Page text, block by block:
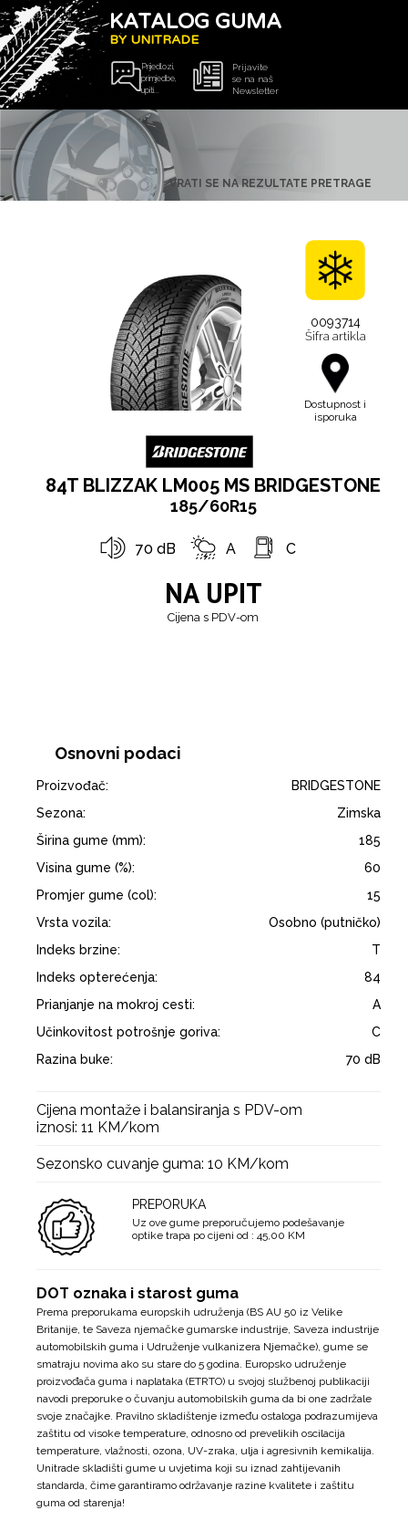
KATALOG GUMA
BY UNITRADE
Prijavite
se na naš
Newsletter
Prijedlozi,
primjedbe,
upiti...
VRATI SE NA REZULTATE PRETRAGE
84T BLIZZAK LM005 MS BRIDGESTONE
185/60R15
70 dB A C
NA UPIT
Cijena s PDV-om
0093714
Šifra artikla
Dostupnost i
isporuka
Osnovni podaci
Proizvođač:
BRIDGESTONE
Sezona:
Zimska
Širina gume (mm):
185
Visina gume (%):
60
Promjer gume (col):
15
Vrsta vozila:
Osobno (putničko)
Indeks brzine:
T
Indeks opterećenja:
84
Prianjanje na mokroj cesti:
A
Učinkovitost potrošnje goriva:
C
Razina buke:
70 dB
Cijena montaže i balansiranja s PDV-om
iznosi: 11 KM/kom
Sezonsko cuvanje guma: 10 KM/kom
PREPORUKA
Uz ove gume preporučujemo podešavanje
optike trapa po cijeni od : 45,00 KM
DOT oznaka i starost guma
Prema preporukama europskih udruženja (BS AU 50 iz Velike
Britanije, te Saveza njemačke gumarske industrije, Saveza industrije
automobilskih guma i Udruženje vulkanizera Njemačke), gume se
smatraju novima ako su stare do 5 godina. Europsko udruženje
proizvođača guma i naplataka (ETRTO) u svojoj službenoj publikaciji
navodi preporuke o čuvanju automobilskih guma da bi one zadržale
svoje značajke. Pravilno skladištenje između ostaloga podrazumijeva
zaštitu od visoke temperature, odnosno od prevelikih oscilacija
temperature, vlažnosti, ozona, UV-zraka, ulja i agresivnih kemikalija.
Unitrade skladišti gume u uvjetima koji su iznad zahtijevanih
standarda, čime garantiramo održavanje razine kvalitete i zaštitu
guma od starenja!